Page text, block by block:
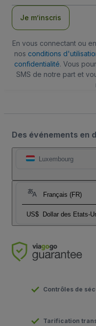
Je m’inscris
En vous connectant ou
nos conditions
confidentialité. Vous
SMS de notre part et
Des événements en
Luxembourg
Français (FR)
US$ Dollar des Etats-
Contrôles de
Tarification